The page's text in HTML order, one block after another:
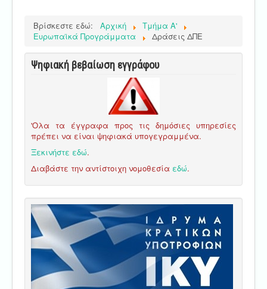
Βρίσκεστε εδώ: Αρχική
Τμήμα Α'
Ευρωπαϊκά Προγράμματα
Δράσεις ΔΠΕ
Ψηφιακή βεβαίωση εγγράφου
'Ολα τα έγγραφα προς τις δημόσιες υπηρεσίες
πρέπει να είναι ψηφιακά υπογεγραμμένα.
Ξεκινήστε εδώ.
Διαβάστε την αντίστοιχη νομοθεσία εδώ.